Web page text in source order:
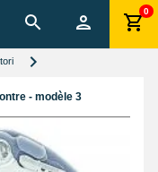
0
- modèle 3